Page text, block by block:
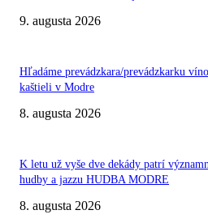
9. augusta 2026
Hľadáme prevádzkara/prevádzkarku
kaštieli v Modre
8. augusta 2026
K letu už vyše dve dekády patrí
hudby a jazzu HUDBA MODRE
8. augusta 2026